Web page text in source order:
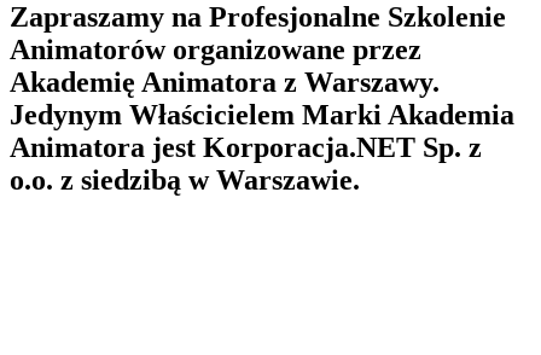
Zapraszamy na Profesjonalne Szkolenie
Animatorów organizowane przez
Akademię Animatora z Warszawy.
Jedynym Właścicielem Marki Akademia
Animatora jest Korporacja.NET Sp. z
o.o. z siedzibą w Warszawie.